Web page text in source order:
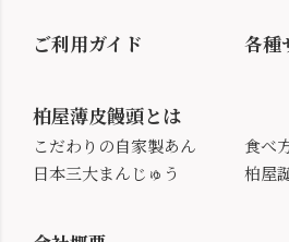
ご利用ガイド 各種
柏屋薄皮饅頭とは
こだわりの自家製あん
日本三大まんじゅう
食べ
柏屋